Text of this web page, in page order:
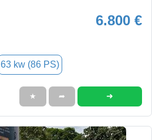
6.800 €
63 kw (86 PS)
★ ➦ ➜